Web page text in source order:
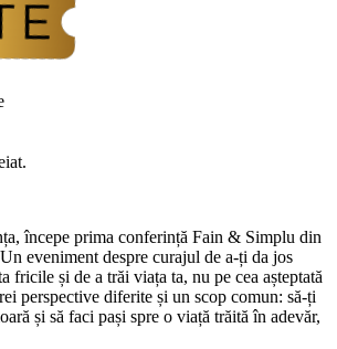
începe prima conferință Fain & Simplu din
eveniment despre curajul de a-ți da jos
fricile și de a trăi viața ta, nu pe cea așteptată
perspective diferite și un scop comun: să-ți
și să faci pași spre o viață trăită în adevăr,